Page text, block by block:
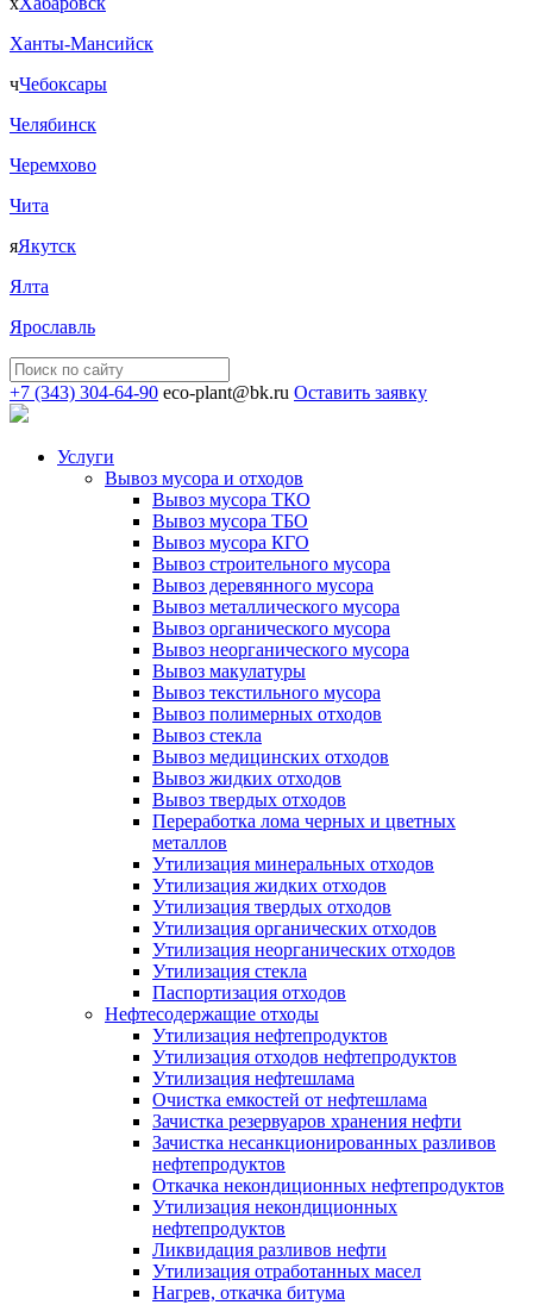
Ханты-Мансийск
чЧебоксары
Челябинск
Черемхово
Чита
яЯкутск
Ялта
Ярославль
+7 (343) 304-64-90 eco-plant@bk.ru Оставить заявку
Услуги
Вывоз мусора и отходов
Вывоз мусора ТКО
Вывоз мусора ТБО
Вывоз мусора КГО
Вывоз строительного мусора
Вывоз деревянного мусора
Вывоз металлического мусора
Вывоз органического мусора
Вывоз неорганического мусора
Вывоз макулатуры
Вывоз текстильного мусора
Вывоз полимерных отходов
Вывоз стекла
Вывоз медицинских отходов
Вывоз жидких отходов
Вывоз твердых отходов
Переработка лома черных и цветных
металлов
Утилизация минеральных отходов
Утилизация жидких отходов
Утилизация твердых отходов
Утилизация органических отходов
Утилизация неорганических отходов
Утилизация стекла
Паспортизация отходов
Нефтесодержащие отходы
Утилизация нефтепродуктов
Утилизация отходов нефтепродуктов
Утилизация нефтешлама
Очистка емкостей от нефтешлама
Зачистка резервуаров хранения нефти
Зачистка несанкционированных разливов
нефтепродуктов
Откачка некондиционных нефтепродуктов
Утилизация некондиционных
нефтепродуктов
Ликвидация разливов нефти
Утилизация отработанных масел
Нагрев, откачка битума